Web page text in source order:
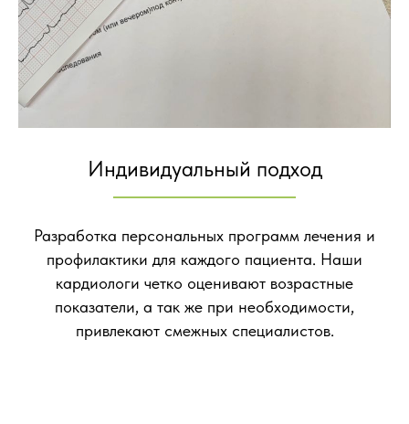
Индивидуальный подход
Разработка персональных программ лечения и
профилактики для каждого пациента. Наши
кардиологи четко оценивают возрастные
показатели, а так же при необходимости,
привлекают смежных специалистов.